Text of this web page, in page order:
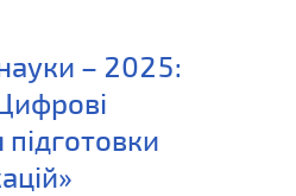
– 2025: